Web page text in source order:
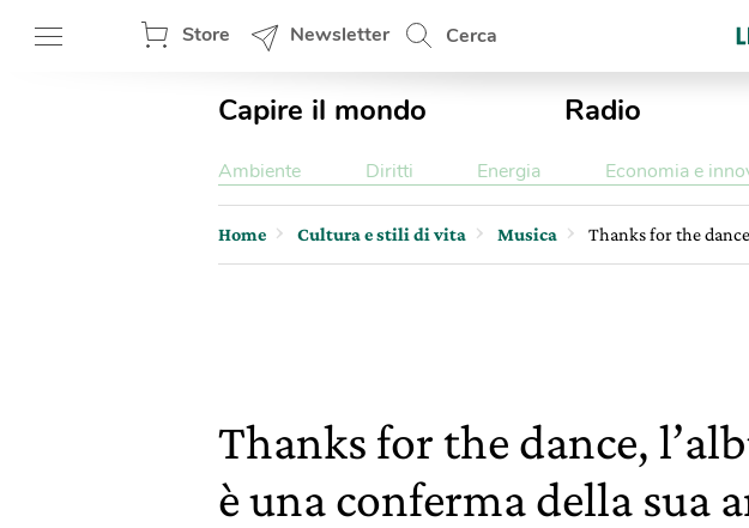
Store Newsletter Cerca
Capire il mondo Radio
Ambiente Diritti Energia Economia e
Home Cultura e stili di vita Musica Thanks for the
Thanks for the dance,
è una conferma della sua